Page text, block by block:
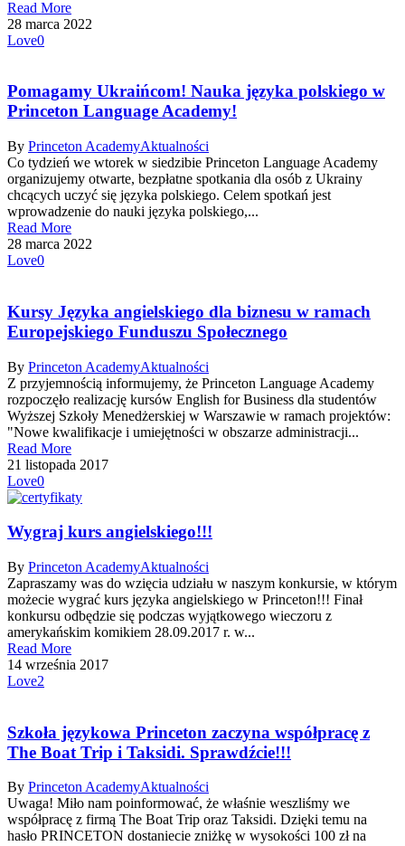
Read More
28 marca 2022
Love0
Pomagamy Ukraińcom! Nauka języka polskiego w
Princeton Language Academy!
By Princeton AcademyAktualności
Co tydzień we wtorek w siedzibie Princeton Language Academy
organizujemy otwarte, bezpłatne spotkania dla osób z Ukrainy
chcących uczyć się języka polskiego. Celem spotkań jest
wprowadzenie do nauki języka polskiego,...
Read More
28 marca 2022
Love0
Kursy Języka angielskiego dla biznesu w ramach
Europejskiego Funduszu Społecznego
By Princeton AcademyAktualności
Z przyjemnością informujemy, że Princeton Language Academy
rozpoczęło realizację kursów English for Business dla studentów
Wyższej Szkoły Menedżerskiej w Warszawie w ramach projektów:
"Nowe kwalifikacje i umiejętności w obszarze administracji...
Read More
21 listopada 2017
Love0
Wygraj kurs angielskiego!!!
By Princeton AcademyAktualności
Zapraszamy was do wzięcia udziału w naszym konkursie, w którym
możecie wygrać kurs języka angielskiego w Princeton!!! Finał
konkursu odbędzie się podczas wyjątkowego wieczoru z
amerykańskim komikiem 28.09.2017 r. w...
Read More
14 września 2017
Love2
Szkoła językowa Princeton zaczyna współpracę z
The Boat Trip i Taksidi. Sprawdźcie!!!
By Princeton AcademyAktualności
Uwaga! Miło nam poinformować, że właśnie weszliśmy we
współpracę z firmą The Boat Trip oraz Taksidi. Dzięki temu na
hasło PRINCETON dostaniecie zniżkę w wysokości 100 zł na